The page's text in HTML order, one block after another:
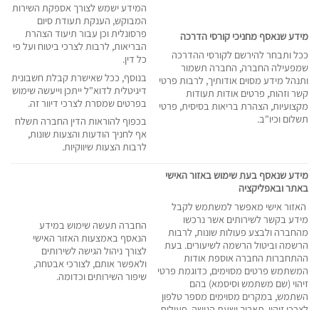
מידע שנאסף מחניכי קורסי הדרכה
ככל ותבחר להירשם לקורסי ההדרכה
שמפעילה החברה, החברה תשמור
ותנהל מידע מסוים אודותיך, לרבות פרטי
קשר וזהות, פרטים אודות תעודות
מקצועיות, הצהרת בריאות בסיסית, פרטי
תשלום וכיו"ב.
המידע ישמש לצורך אספקת השירות
המבוקש, הענקת תעודת סיום
פרסונלית וכן עבור תיעוד הצהרת
הבריאות, לרבות לצרכי ביטוח ועל פי
כל דין.
בנוסף, ככל שאישרת קבלת חשבונית
דיגיטלית לדוא"ל ייתכן וייעשה שימוש
בפרטים שמסרת לצרכי דיוור זה.
בכפוף להוראות הדין החברה תשלח
אף לחניך הודעות והצעות שונות,
לרבות הצעות שיווקיות.
מידע שנאסף בעת שימוש באזור האישי
באתר ובאפליקציה
האזור אישי מאפשר למשתמש לקבל
מידע בקשר לשירותים אשר נרכשו
מהחברה ולבצע פעולות שונות, לרבות
הרשמה וביטול הרשמה לשיעורים. בעת
ההתחברות החברה אוספת אודות
המשתמש פרטים מסוימים, כדוגמת פרטי
זיהוי (שם משתמש וסיסמא) בהם
השתמש, במקרים מסוימים מספר טלפון
החברה תעשה שימוש במידע
הנאסף באמצעות האזור האישי
לצורך ניהול הגישה לשירותים
ולאפשר אותם, לצורכי אבטחה,
שיפור השירותים וכדומה.